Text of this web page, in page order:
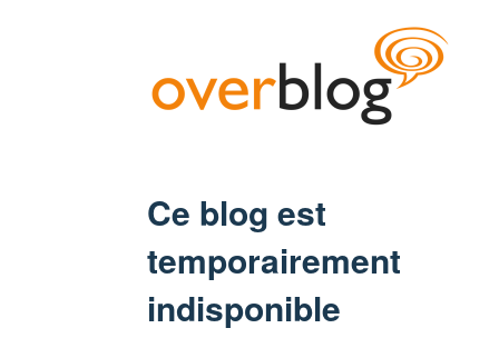
Ce blog est
temporairement
indisponible